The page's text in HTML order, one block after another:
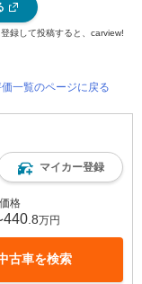
録して投稿すると、carview!
一覧のページに戻る
マイカー登録
格
440 .8万円
古車を検索